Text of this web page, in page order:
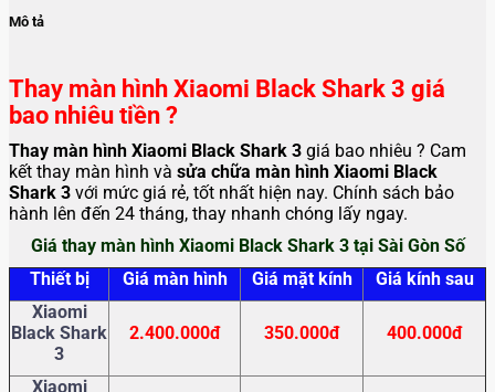
Mô tả
Thay màn hình Xiaomi Black Shark 3 giá
bao nhiêu tiền ?
Thay màn hình Xiaomi Black Shark 3 giá bao nhiêu ? Cam
kết thay màn hình và sửa chữa màn hình Xiaomi Black
Shark 3 với mức giá rẻ, tốt nhất hiện nay. Chính sách bảo
hành lên đến 24 tháng, thay nhanh chóng lấy ngay.
Giá thay màn hình Xiaomi Black Shark 3 tại Sài Gòn Số
Thiết bị
Giá màn hình Giá mặt kính
Giá kính sau
Xiaomi
Black Shark
3
2.400.000đ 350.000đ 400.000đ
Xiaomi